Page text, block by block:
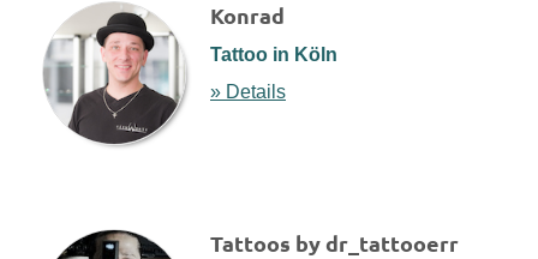
Konrad
Tattoo in Köln
» Details
Tattoos by dr_tattooerr